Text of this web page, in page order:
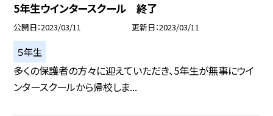
5年生ウインタースクール 終了
公開日 2023/03/11 更新日 2023/03/11
５年生
多くの保護者の方々に迎えていただき、5年生が無事にウイ
ンタースクールから帰校しま...